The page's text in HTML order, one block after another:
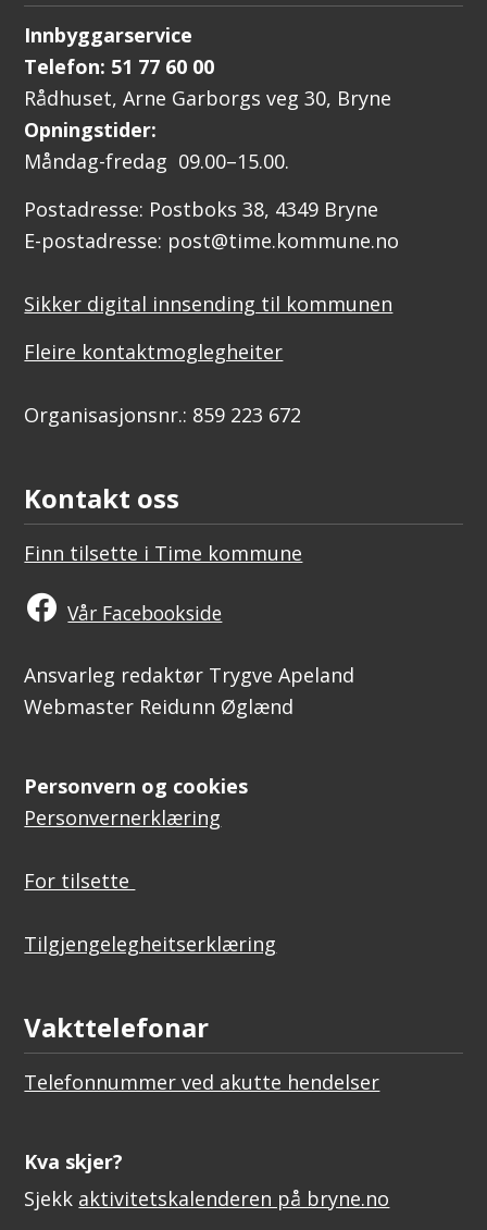
Innbyggarservice
Telefon: 51 77 60 00
Rådhuset, Arne Garborgs veg 30, Bryne
Opningstider:
Måndag-fredag 09.00–15.00.
Postadresse: Postboks 38, 4349 Bryne
E-postadresse: post@time.kommune.no
Sikker digital innsending til kommunen
Fleire kontaktmoglegheiter
Organisasjonsnr.: 859 223 672
Kontakt oss
Finn tilsette i Time kommune
Vår Facebookside
Ansvarleg redaktør Trygve Apeland
Webmaster Reidunn Øglænd
Personvern og cookies
Personvernerklæring
For tilsette
Tilgjengelegheitserklæring
Vakttelefonar
Telefonnummer ved akutte hendelser
Kva skjer?
Sjekk aktivitetskalenderen på bryne.no